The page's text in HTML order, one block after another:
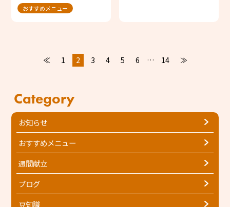
おすすめメニュー
≪ 1 2 3 4 5 6 … 14 ≫
Category
お知らせ
おすすめメニュー
週間献立
ブログ
豆知識